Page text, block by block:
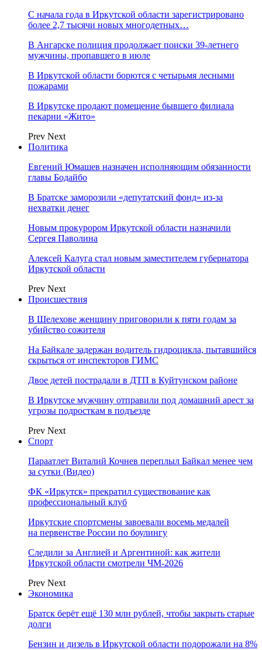
С начала года в Иркутской области зарегистрировано
более 2,7 тысячи новых многодетных…
В Ангарске полиция продолжает поиски 39-летнего
мужчины, пропавшего в июле
В Иркутской области борются с четырьмя лесными
пожарами
В Иркутске продают помещение бывшего филиала
пекарни «Жито»
Prev Next
Политика
Евгений Юмашев назначен исполняющим обязанности
главы Бодайбо
В Братске заморозили «депутатский фонд» из‑за
нехватки денег
Новым прокурором Иркутской области назначили
Сергея Паволина
Алексей Калуга стал новым заместителем губернатора
Иркутской области
Prev Next
Происшествия
В Шелехове женщину приговорили к пяти годам за
убийство сожителя
На Байкале задержан водитель гидроцикла, пытавшийся
скрыться от инспекторов ГИМС
Двое детей пострадали в ДТП в Куйтунском районе
В Иркутске мужчину отправили под домашний арест за
угрозы подросткам в подъезде
Prev Next
Спорт
Параатлет Виталий Кочнев переплыл Байкал менее чем
за сутки (Видео)
ФК «Иркутск» прекратил существование как
профессиональный клуб
Иркутские спортсмены завоевали восемь медалей
на первенстве России по боулингу
Следили за Англией и Аргентиной: как жители
Иркутской области смотрели ЧМ-2026
Prev Next
Экономика
Братск берёт ещё 130 млн рублей, чтобы закрыть старые
долги
Бензин и дизель в Иркутской области подорожали на 8%